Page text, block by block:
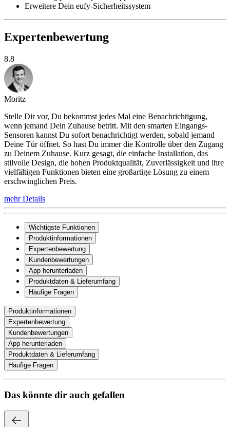
Erweitere Dein eufy-Sicherheitssystem
Expertenbewertung
8.8
Moritz
Stelle Dir vor, Du bekommst jedes Mal eine Benachrichtigung,
wenn jemand Dein Zuhause betritt. Mit den smarten Eingangs-
Sensoren kannst Du sofort benachrichtigt werden, sobald jemand
Deine Tür öffnet. So hast Du immer die Kontrolle über den Zugang
zu Deinem Zuhause. Kurz gesagt, die einfache Installation, das
stilvolle Design, die hohen Produktqualität, Zuverlässigkeit und ihre
vielfältigen Funktionen bieten eine großartige Lösung zu einem
erschwinglichen Preis.
mehr Details
Wichtigste Funktionen
Produktinformationen
Expertenbewertung
Kundenbewertungen
App herunterladen
Produktdaten & Lieferumfang
Häufige Fragen
Produktinformationen
Expertenbewertung
Kundenbewertungen
App herunterladen
Produktdaten & Lieferumfang
Häufige Fragen
Das könnte dir auch gefallen